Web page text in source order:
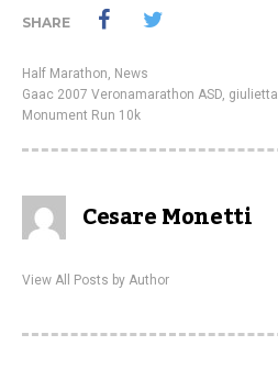
SHARE
Half Marathon News
Gaac 2007 Veronamarathon ASD
Monument Run 10k
Cesare Monetti
View All Posts by Author